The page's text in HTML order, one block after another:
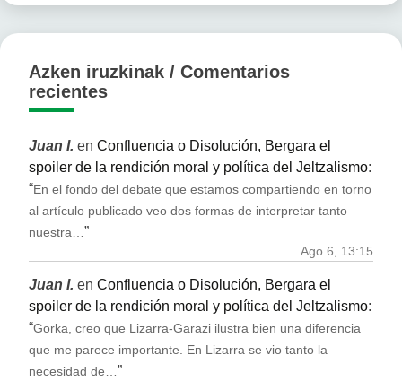
Azken iruzkinak / Comentarios
recientes
Juan I. en Confluencia o Disolución, Bergara el
spoiler de la rendición moral y política del Jeltzalismo:
“En el fondo del debate que estamos compartiendo en torno
al artículo publicado veo dos formas de interpretar tanto
nuestra…”
Ago 6, 13:15
Juan I. en Confluencia o Disolución, Bergara el
spoiler de la rendición moral y política del Jeltzalismo:
“Gorka, creo que Lizarra-Garazi ilustra bien una diferencia
que me parece importante. En Lizarra se vio tanto la
necesidad de…”